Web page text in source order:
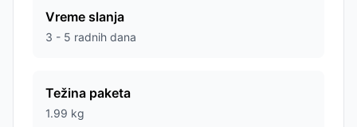
Vreme slanja
3 - 5 radnih dana
Težina paketa
1.99 kg